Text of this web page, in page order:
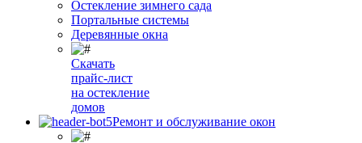
Остекление зимнего сада
Портальные системы
Деревянные окна
Скачать
прайс-лист
на остекление
домов
Ремонт и обслуживание окон